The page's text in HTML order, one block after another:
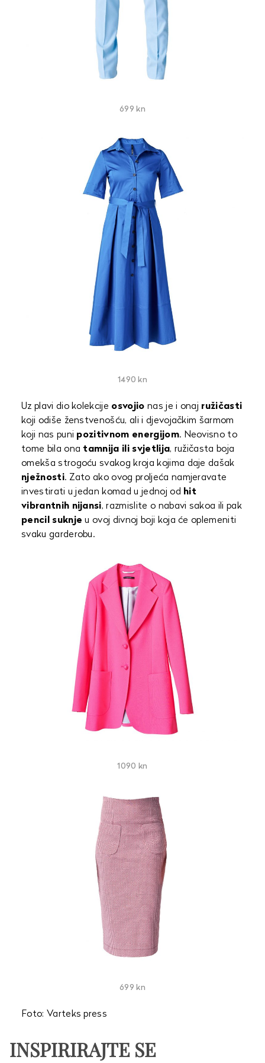
699 kn
1490 kn
Uz plavi dio kolekcije osvojio nas je i onaj ružičasti
koji odiše ženstvenošću, ali i djevojačkim šarmom
koji nas puni pozitivnom energijom. Neovisno to
tome bila ona tamnija ili svjetlija, ružičasta boja
omekša strogoću svakog kroja kojima daje dašak
nježnosti. Zato ako ovog proljeća namjeravate
investirati u jedan komad u jednoj od hit
vibrantnih nijansi, razmislite o nabavi sakoa ili pak
pencil suknje u ovoj divnoj boji koja će oplemeniti
svaku garderobu.
1090 kn
699 kn
Foto: Varteks press
INSPIRIRAJTE SE